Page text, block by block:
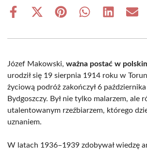
Share
Share
(Twitter)
Share Share Share Share
Józef Makowski, ważna postać w
urodził się 19 sierpnia 1914 roku w
życiową podróż zakończył 6
Bydgoszczy. Był nie tylko malarzem, ale
utalentowanym rzeźbiarzem, którego
uznaniem.
W latach 1936–1939 zdobywał wiedzę